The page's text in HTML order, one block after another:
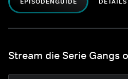
Stream die Serie Gangs